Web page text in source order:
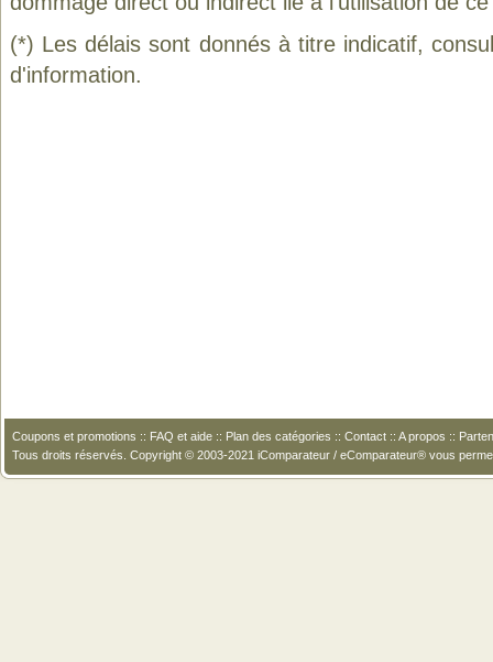
(*) Les délais sont donnés à titre indicatif,
d'information.
Coupons et promotions :: FAQ et aide :: Plan des catégories :: Contact :: A propos ::
Tous droits réservés. Copyright © 2003-2021 iComparateur / eComparateur® vous